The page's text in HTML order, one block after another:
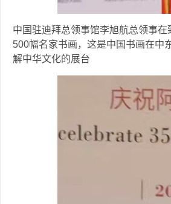
中国驻迪拜总领事馆李旭航总领事
500幅名家书画，这是中国书画在中
解中华文化的展台